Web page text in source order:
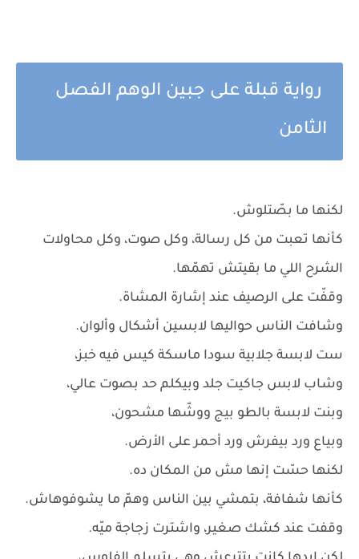
رواية قبلة على جبين الوهم الفصل
الثامن
لكنها ما بصّتلوش.
كأنها تعبت من كل رسالة، وكل صوت، وكل محاولات
الشرح اللي ما بقيتش تهمّها.
وقفّت على الرصيف عند إشارة المشاة.
وشافت الناس حواليها لابسين أشكال وألوان.
ست لابسة جلابية سودا ماسكة كيس فيه خبز،
وشاب لابس جاكيت جلد وبيكلم حد بصوت عالي،
وبنت لابسة بالطو بيج ووشّها مشحون،
وبياع ورد بيفرش ورد أحمر على الأرض.
لكنها حسّت إنها مش من المكان ده.
كأنها شفافة، بتمشي بين الناس وهمّ ما يشوفوهاش.
وقفت عند كشك صغير، واشترت زجاجة ميّه.